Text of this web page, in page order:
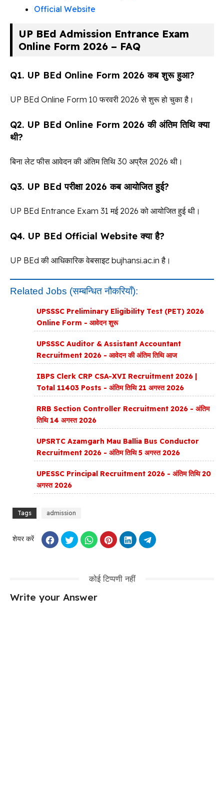
Official Website
UP BEd Admission Entrance Exam
Online Form 2026 – FAQ
Q1. UP BEd Online Form 2026 कब शुरू हुआ?
UP BEd Online Form 10 फरवरी 2026 से शुरू हो चुका है।
Q2. UP BEd Online Form 2026 की अंतिम तिथि क्या
थी?
बिना लेट फीस आवेदन की अंतिम तिथि 30 अप्रैल 2026 थी।
Q3. UP BEd परीक्षा 2026 कब आयोजित हुई?
UP BEd Entrance Exam 31 मई 2026 को आयोजित हुई थी।
Q4. UP BEd Official Website क्या है?
UP BEd की आधिकारिक वेबसाइट bujhansi.ac.in है।
Related Jobs (सम्बन्धित नौकरियाँ):
UPSSSC Preliminary Eligibility Test (PET) 2026
Online Form - आवेदन शुरू
UPSSSC Auditor & Assistant Accountant
Recruitment 2026 - आवेदन की अंतिम तिथि आज
IBPS Clerk CRP CSA-XVI Recruitment 2026 |
Total 11403 Posts - अंतिम तिथि 21 अगस्त 2026
RRB Section Controller Recruitment 2026 - अंतिम
तिथि 14 अगस्त 2026
UPSRTC Azamgarh Mau Ballia Bus Conductor
Recruitment 2026 - अंतिम तिथि 5 अगस्त 2026
UPESSC Principal Recruitment 2026 - अंतिम तिथि 20
अगस्त 2026
Tags admission
शेयर करें
कोई टिप्पणी नहीं
Write your Answer